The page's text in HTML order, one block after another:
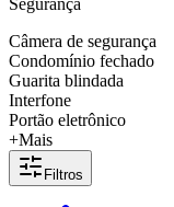
Segurança
Câmera de segurança
Condomínio fechado
Guarita blindada
Interfone
Portão eletrônico
+Mais
Filtros